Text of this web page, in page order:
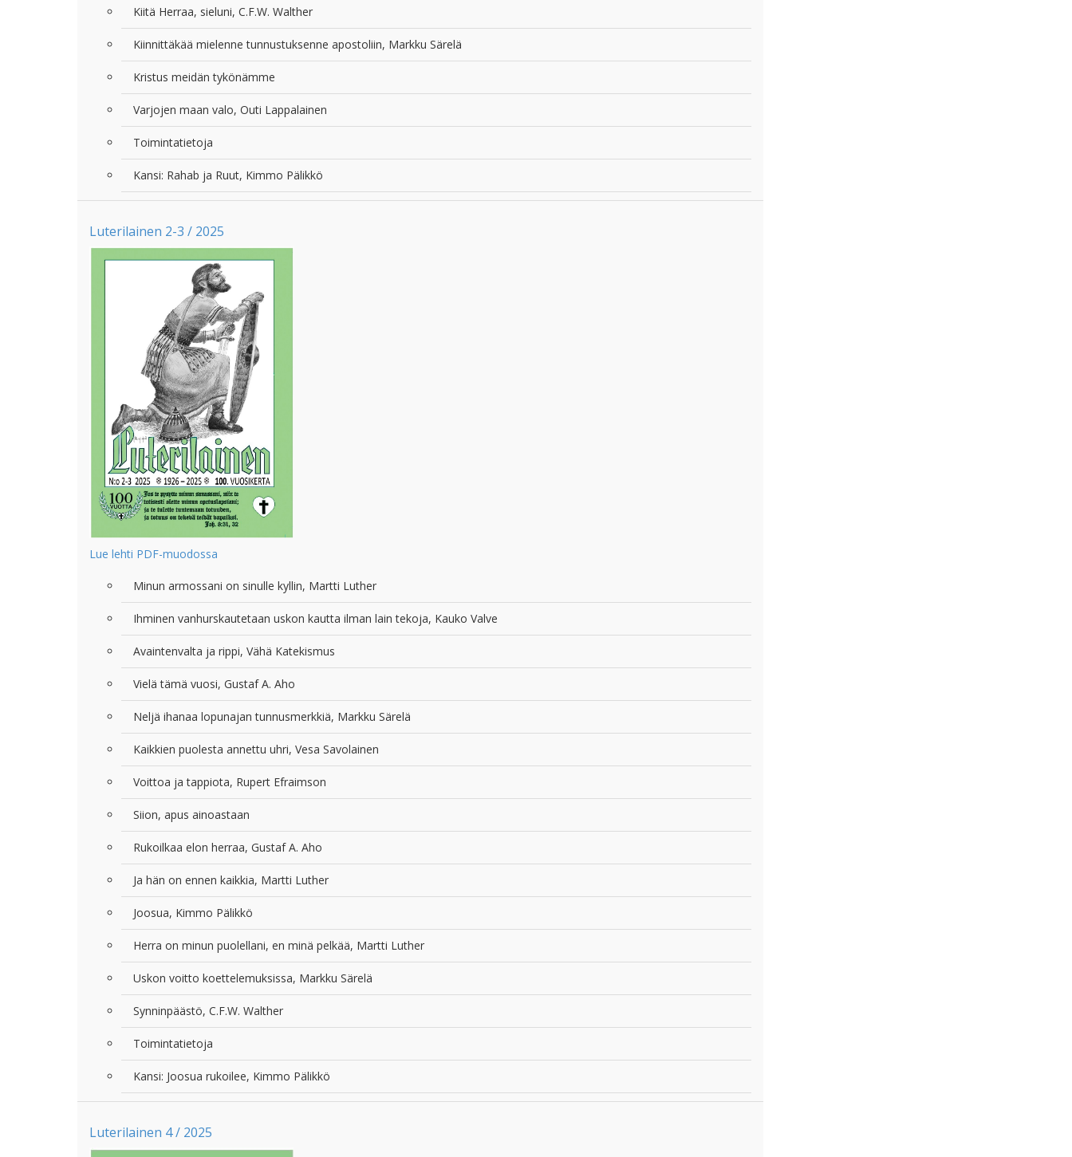
Kiitä Herraa, sieluni, C.F.W. Walther
Kiinnittäkää mielenne tunnustuksenne apostoliin, Markku Särelä
Kristus meidän tykönämme
Varjojen maan valo, Outi Lappalainen
Toimintatietoja
Kansi: Rahab ja Ruut, Kimmo Pälikkö
Luterilainen 2-3 / 2025
Lue lehti PDF-muodossa
Minun armossani on sinulle kyllin, Martti Luther
Ihminen vanhurskautetaan uskon kautta ilman lain tekoja, Kauko Valve
Avaintenvalta ja rippi, Vähä Katekismus
Vielä tämä vuosi, Gustaf A. Aho
Neljä ihanaa lopunajan tunnusmerkkiä, Markku Särelä
Kaikkien puolesta annettu uhri, Vesa Savolainen
Voittoa ja tappiota, Rupert Efraimson
Siion, apus ainoastaan
Rukoilkaa elon herraa, Gustaf A. Aho
Ja hän on ennen kaikkia, Martti Luther
Joosua, Kimmo Pälikkö
Herra on minun puolellani, en minä pelkää, Martti Luther
Uskon voitto koettelemuksissa, Markku Särelä
Synninpäästö, C.F.W. Walther
Toimintatietoja
Kansi: Joosua rukoilee, Kimmo Pälikkö
Luterilainen 4 / 2025